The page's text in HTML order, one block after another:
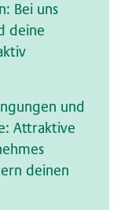
Bei uns
deine
und
Attraktive
deinen